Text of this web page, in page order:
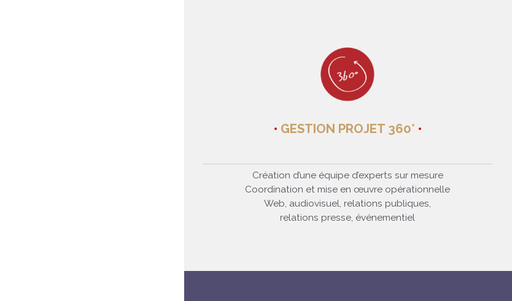
GESTION PROJET 360°
Création d’une équipe d’experts sur mesure
Coordination et mise en œuvre opérationnelle
Web, audiovisuel, relations publiques,
relations presse, événementiel